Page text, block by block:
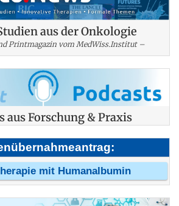
aus der Onkologie
Printmagazin vom MedWiss.Institut –
aus Forschung & Praxis
mit Humanalbumin